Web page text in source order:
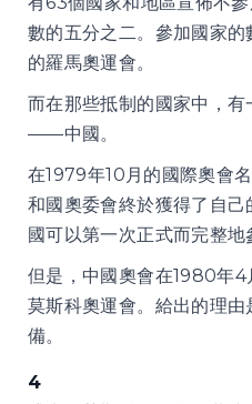
數的五分之二。參加國家
的羅馬奧運會。
而在那些抵制的國家中，
——中國。
在1979年10月的國際奧會
和國奧委會終於獲得了自
國可以第一次正式而完整地
但是，中國奧會在1980年
莫斯科奧運會。給出的理
備。
4